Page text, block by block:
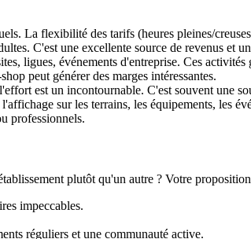
La flexibilité des tarifs (heures pleines/
C'est une excellente source de revenus et
ligues, événements d'entreprise. Ces
peut générer des marges intéressantes.
est un incontournable. C'est souvent une
sur les terrains, les équipements, les
professionnels.
plutôt qu'un autre ? Votre
impeccables.
réguliers et une communauté active.